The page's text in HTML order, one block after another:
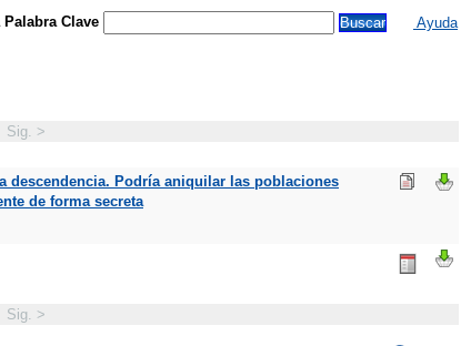
Palabra Clave Ayuda
Sig. >
descendencia. Podría aniquilar las poblaciones
de forma secreta
Sig. >